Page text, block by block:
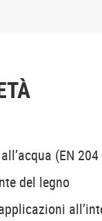
(EN 204
del legno